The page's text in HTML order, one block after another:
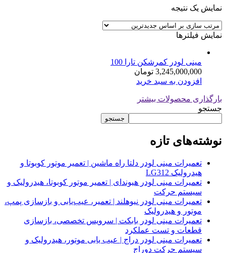
نمایش یک نتیجه
نمایش فیلترها
مینی لودر کمرشکن تارا 100
3,245,000,000 تومان
افزودن به سبد خرید
بارگذاری محصولات بیشتر
جستجو
جستجو
نوشته‌های تازه
تعمیرات مینی لودر دلتا راه ماشین | تعمیر موتور کوبوتا و
هیدرولیک LG312
تعمیرات مینی لودر هیوندای | تعمیر موتور کوبوتا، هیدرولیک و
سیستم حرکت
تعمیرات مینی لودر نیوهلند | تعمیر، عیب‌یابی و بازسازی پمپ،
موتور و هیدرولیک
تعمیرات مینی لودر بابکت | سرویس تخصصی، بازسازی
قطعات و تست عملکرد
تعمیرات مینی لودر دراج | عیب یابی موتور، هیدرولیک و
سیستم حرکت دوراج